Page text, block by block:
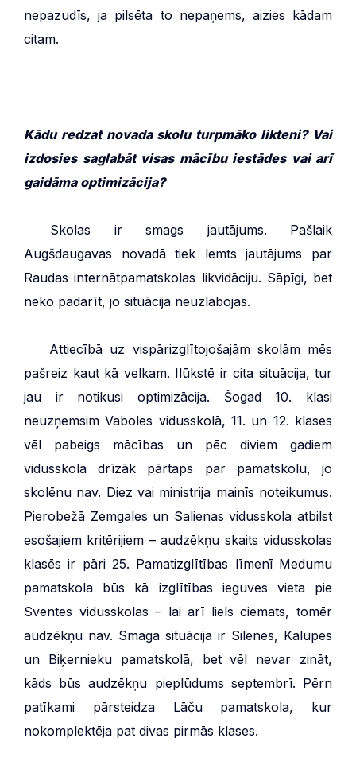
nepazudīs, ja pilsēta to nepaņems, aizies kādam
citam.
Kādu redzat novada skolu turpmāko likteni? Vai
izdosies saglabāt visas mācību iestādes vai arī
gaidāma optimizācija?
Skolas ir smags jautājums. Pašlaik
Augšdaugavas novadā tiek lemts jautājums par
Raudas internātpamatskolas likvidāciju. Sāpīgi, bet
neko padarīt, jo situācija neuzlabojas.
Attiecībā uz vispārizglītojošajām skolām mēs
pašreiz kaut kā velkam. Ilūkstē ir cita situācija, tur
jau ir notikusi optimizācija. Šogad 10. klasi
neuzņemsim Vaboles vidusskolā, 11. un 12. klases
vēl pabeigs mācības un pēc diviem gadiem
vidusskola drīzāk pārtaps par pamatskolu, jo
skolēnu nav. Diez vai ministrija mainīs noteikumus.
Pierobežā Zemgales un Salienas vidusskola atbilst
esošajiem kritērijiem – audzēkņu skaits vidusskolas
klasēs ir pāri 25. Pamatizglītības līmenī Medumu
pamatskola būs kā izglītības ieguves vieta pie
Sventes vidusskolas – lai arī liels ciemats, tomēr
audzēkņu nav. Smaga situācija ir Silenes, Kalupes
un Biķernieku pamatskolā, bet vēl nevar zināt,
kāds būs audzēkņu pieplūdums septembrī. Pērn
patīkami pārsteidza Lāču pamatskola, kur
nokomplektēja pat divas pirmās klases.